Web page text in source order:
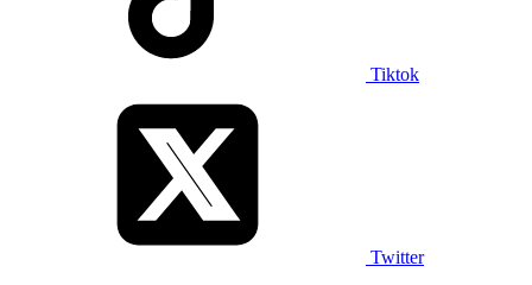
Tiktok
Twitter